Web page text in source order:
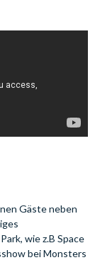
Gäste neben
wie z.B Space
bei Monsters